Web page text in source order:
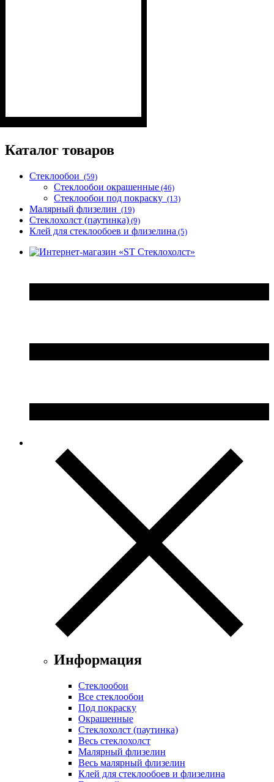
Каталог товаров
Стеклообои (59)
Стеклообои окрашенные (46)
Стеклообои под покраску (13)
Малярный флизелин (19)
Стеклохолст (паутинка) (9)
Клей для стеклообоев и флизелина (5)
Информация
Стеклообои
Все стеклообои
Под покраску
Окрашенные
Стеклохолст (паутинка)
Весь стеклохолст
Малярный флизелин
Весь малярный флизелин
Клей для стеклообоев и флизелина